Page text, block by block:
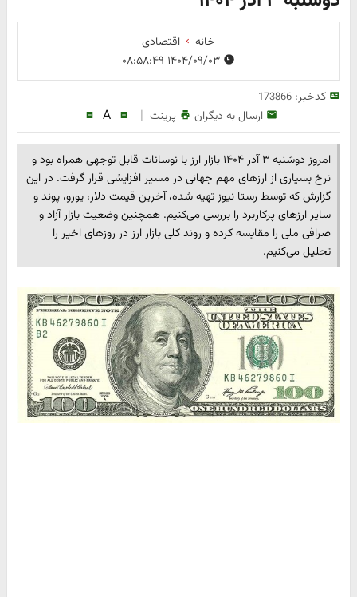
خانه
اقتصادی
کدخبر:173866
ارسال به دیگران پرینت |
A
امروز دوشنبه ۳ آذر ۱۴۰۴ بازار ارز با نوسانات قابل توجهی همراه بود و
نرخ بسیاری از ارزهای مهم جهانی در مسیر افزایشی قرار گرفت. در این
گزارش که توسط رستا نیوز تهیه شده، آخرین قیمت دلار، یورو، پوند و
سایر ارزهای پرکاربرد را بررسی می‌کنیم. همچنین وضعیت بازار آزاد و
صرافی ملی را مقایسه کرده و روند کلی بازار ارز در روزهای اخیر را
تحلیل می‌کنیم.